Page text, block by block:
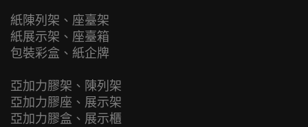
紙陳列架、座臺架
紙展示架、座臺箱
包裝彩盒、紙企牌
亞加力膠架、陳列架
亞加力膠座、展示架
亞加力膠盒、展示櫃